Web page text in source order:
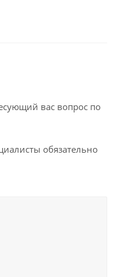
вас вопрос по
обязательно